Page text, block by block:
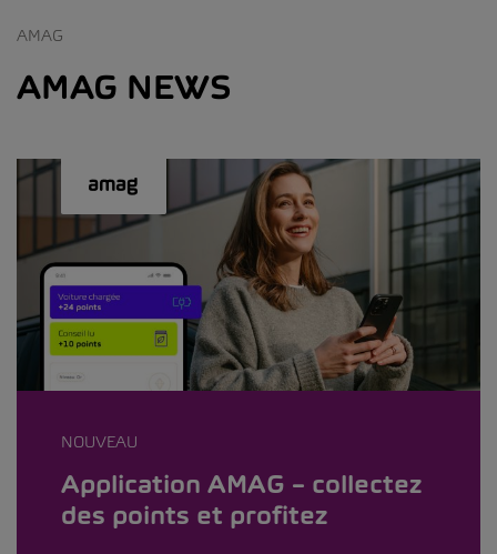
AMAG
AMAG NEWS
NOUVEAU
Application AMAG – collectez
des points et profitez